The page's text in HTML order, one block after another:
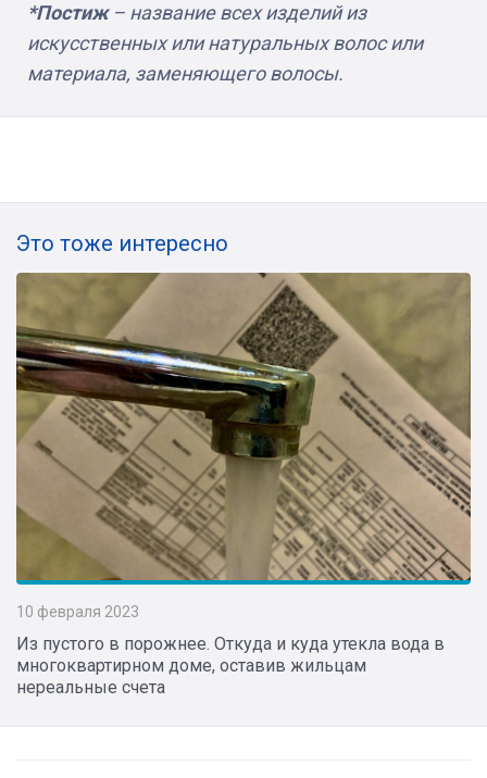
*Постиж – название всех изделий из
искусственных или натуральных волос или
материала, заменяющего волосы.
Это тоже интересно
10 февраля 2023
Из пустого в порожнее. Откуда и куда утекла вода в
многоквартирном доме, оставив жильцам
нереальные счета